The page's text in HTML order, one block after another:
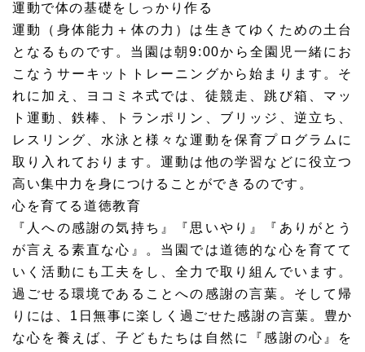
運動で体の基礎をしっかり作る
運動（身体能力＋体の力）は生きてゆくための土台
となるものです。当園は朝9:00から全園児一緒にお
こなうサーキットトレーニングから始まります。そ
れに加え、ヨコミネ式では、徒競走、跳び箱、マッ
ト運動、鉄棒、トランポリン、ブリッジ、逆立ち、
レスリング、水泳と様々な運動を保育プログラムに
取り入れております。運動は他の学習などに役立つ
高い集中力を身につけることができるのです。
心を育てる道徳教育
『人への感謝の気持ち』『思いやり』『ありがとう
が言える素直な心』。当園では道徳的な心を育てて
いく活動にも工夫をし、全力で取り組んでいます。
過ごせる環境であることへの感謝の言葉。そして帰
りには、1日無事に楽しく過ごせた感謝の言葉。豊か
な心を養えば、子どもたちは自然に『感謝の心』を